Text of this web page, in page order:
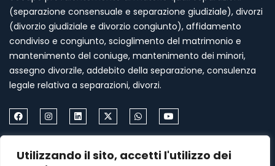
Utilizzando il sito, accetti l'utilizzo dei
(separazione consensuale e separazione giudiziale), divorzi
(divorzio giudiziale e divorzio congiunto), affidamento
condiviso e congiunto, scioglimento del matrimonio e
mantenimento del coniuge, mantenimento dei minori,
assegno divorzile, addebito della separazione, consulenza
legale relativa a separazioni, divorzi.
Come Contattarmi